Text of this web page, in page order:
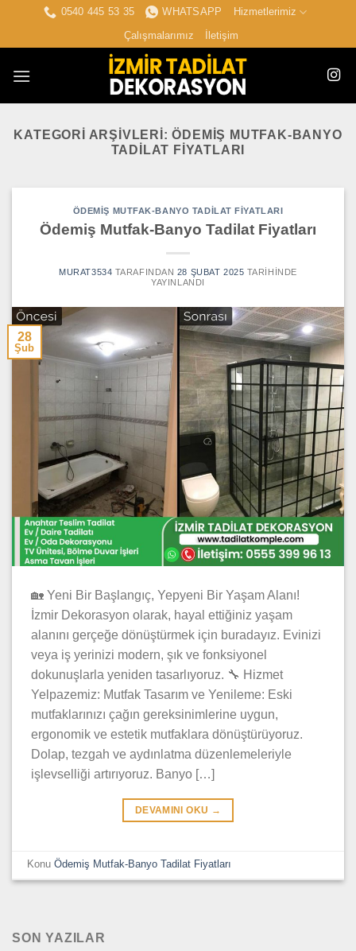
0540 445 53 35 WHATSAPP
Hizmetlerimiz
Çalışmalarımız
İletişim
KATEGORI ARŞIVLERI:ÖDEMIŞ MUTFAK-BANYO
TADILAT FIYATLARI
ÖDEMIŞ MUTFAK-BANYO TADILAT FIYATLARI
Ödemiş Mutfak-Banyo Tadilat Fiyatları
MURAT3534 TARAFINDAN 28 ŞUBAT 2025 TARIHINDE
YAYINLANDI
28
Şub
🏡 Yeni Bir Başlangıç, Yepyeni Bir Yaşam Alanı!
İzmir Dekorasyon olarak, hayal ettiğiniz yaşam
alanını gerçeğe dönüştürmek için buradayız. Evinizi
veya iş yerinizi modern, şık ve fonksiyonel
dokunuşlarla yeniden tasarlıyoruz. 🔧 Hizmet
Yelpazemiz: Mutfak Tasarım ve Yenileme: Eski
mutfaklarınızı çağın gereksinimlerine uygun,
ergonomik ve estetik mutfaklara dönüştürüyoruz.
Dolap, tezgah ve aydınlatma düzenlemeleriyle
işlevselliği artırıyoruz. Banyo […]
DEVAMINI OKU →
KonuÖdemiş Mutfak-Banyo Tadilat Fiyatları
SON YAZILAR